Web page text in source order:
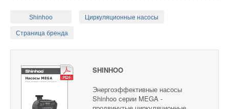
Shinhoo Циркуляционные насосы
Страница бренда
SHINHOO
Энергоэффективные насосы
Shinhoo серии MEGA -